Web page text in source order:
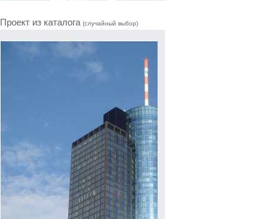
Проект из каталога (случайный выбор)